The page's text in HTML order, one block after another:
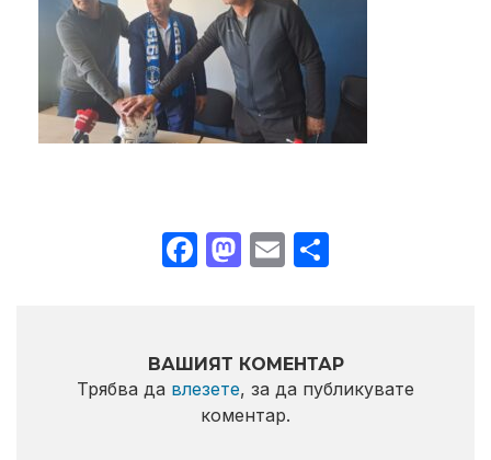
Facebook
Mastodon
Email
ВАШИЯТ КОМЕНТАР
Трябва да влезете, за да публикувате
коментар.